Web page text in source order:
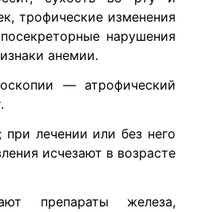
трофические изменения
нарушения
анемии.
— атрофический
лечении или без него
исчезают в возрасте
препараты железа,